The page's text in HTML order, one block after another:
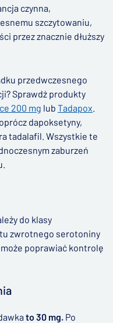
czynna,
szczytowaniu,
przez znacznie dłuższy
przedwczesnego
Sprawdź produkty
200 mg lub Tadapox.
dapoksetyny,
tadalafil. Wszystkie te
zaburzeń
do klasy
zwrotnego serotoniny
może poprawiać kontrolę
to 30 mg. Po